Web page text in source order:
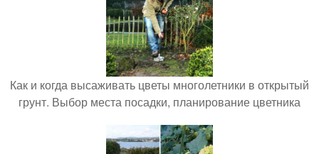
Как и когда высаживать цветы многолетники в открытый
грунт. Выбор места посадки, планирование цветника